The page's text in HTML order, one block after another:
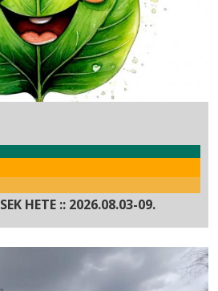
HETE :: 2026.08.03-09.